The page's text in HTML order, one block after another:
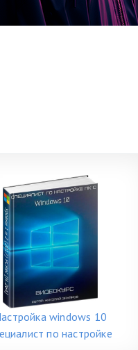
windows 10
по настройке